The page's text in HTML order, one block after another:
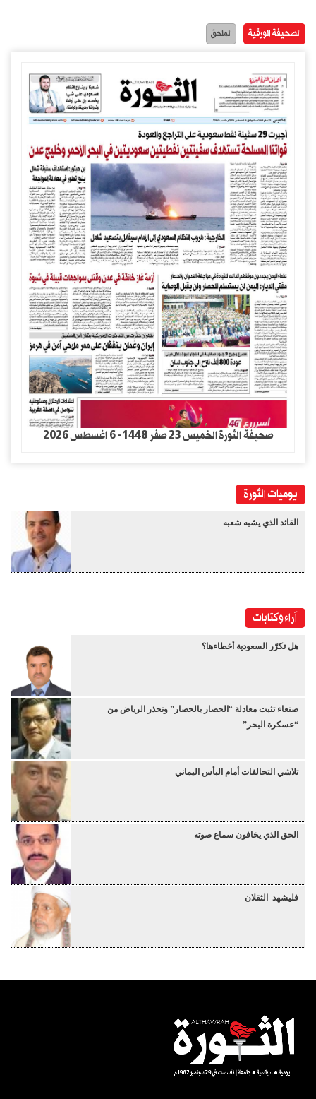
الصحيفة الورقية الملحق
صحيفة الثورة الخميس 23 صفر 1448- 6 اغسطس 2026
يوميات الثورة
القائد الذي يشبه شعبه
آراء وكتابات
هل تكرّر السعودية أخطاءها؟
صنعاء تثبت معادلة “الحصار بالحصار” وتحذر الرياض من
“عسكرة البحر”
تلاشي التحالفات أمام البأس اليماني
الحق الذي يخافون سماع صوته
فليشهد الثقلان